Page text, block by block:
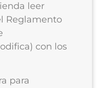
leer
Reglamento
con los
para